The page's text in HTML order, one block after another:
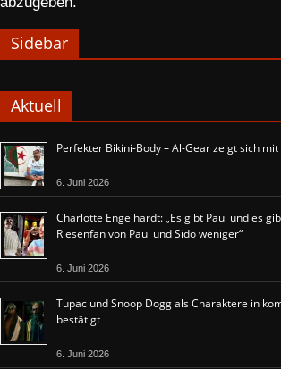
Sidebar
Aktuell
Perfekter Bikini-Body – Al-Gear zeigt sich
6. Juni 2026
Charlotte Engelhardt: „Es gibt Paul und es
Riesenfan von Paul und Sido weniger“
6. Juni 2026
Tupac und Snoop Dogg als Charaktere in
bestätigt
6. Juni 2026